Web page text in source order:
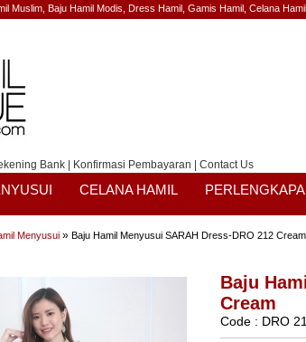
Muslim, Baju Hamil Modis, Dress Hamil, Gamis Hamil, Celana
Bank Konfirmasi Pembayaran Contact Us
CELANA HAMIL
Menyusui » Baju Hamil Menyusui SARAH Dress-DRO 212 Cream
Baju
Cream
Code : DRO